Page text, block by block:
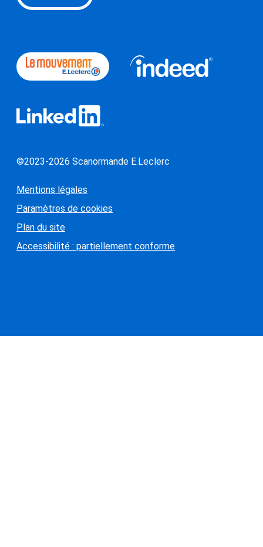
Liens externes
(ouvre dans une nouvelle fenêtre)
(ouvre
Mentions et liens obligatoires
©2023-2026 Scanormande E.Leclerc
Mentions légales
Paramètres de cookies
Plan du site
Accessibilité : partiellement conforme